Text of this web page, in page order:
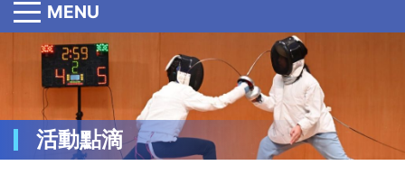
MENU
活動點滴